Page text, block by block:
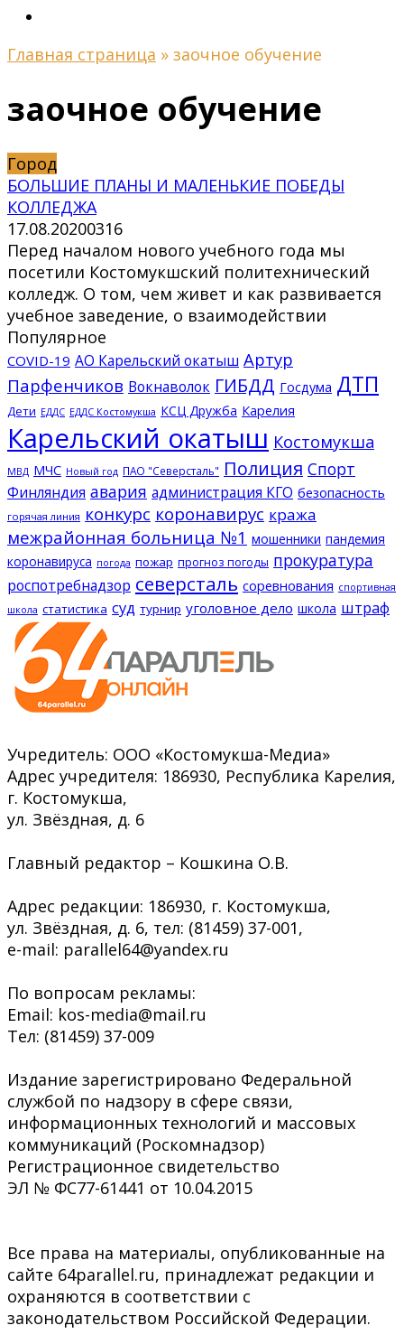
Главная страница » заочное обучение
заочное обучение
Город
БОЛЬШИЕ ПЛАНЫ И МАЛЕНЬКИЕ ПОБЕДЫ
КОЛЛЕДЖА
17.08.20200316
Перед началом нового учебного года мы
посетили Костомукшский политехнический
колледж. О том, чем живет и как развивается
учебное заведение, о взаимодействии
Популярное
COVID-19 АО Карельский окатыш Артур
Парфенчиков Вокнаволок ГИБДД Госдума ДТП
Дети ЕДДС ЕДДС Костомукша КСЦ Дружба Карелия
Карельский окатыш Костомукша
МВД МЧС Новый год ПАО "Северсталь" Полиция Спорт
Финляндия авария администрация КГО безопасность
горячая линия конкурс коронавирус кража
межрайонная больница №1 мошенники пандемия
коронавируса погода пожар прогноз погоды прокуратура
роспотребнадзор северсталь соревнования спортивная
школа статистика суд турнир уголовное дело школа штраф
Учредитель: ООО «Костомукша-Медиа»
Адрес учредителя: 186930, Республика Карелия,
г. Костомукша,
ул. Звёздная, д. 6
Главный редактор – Кошкина О.В.
Адрес редакции: 186930, г. Костомукша,
ул. Звёздная, д. 6, тел: (81459) 37-001,
e-mail: parallel64@yandex.ru
По вопросам рекламы:
Email: kos-media@mail.ru
Тел: (81459) 37-009
Издание зарегистрировано Федеральной
службой по надзору в сфере связи,
информационных технологий и массовых
коммуникаций (Роскомнадзор)
Регистрационное свидетельство
ЭЛ № ФС77-61441 от 10.04.2015
Все права на материалы, опубликованные на
сайте 64parallel.ru, принадлежат редакции и
охраняются в соответствии с
законодательством Российской Федерации.